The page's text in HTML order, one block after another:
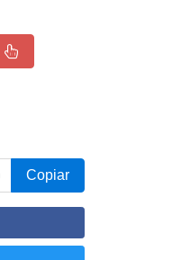
Copiar